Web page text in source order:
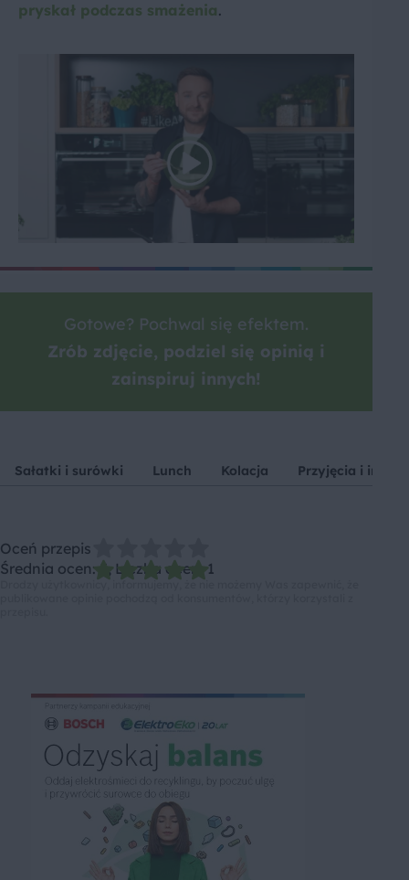
pryskał podczas smażenia.
Gotowe? Pochwal się efektem.
Zrób zdjęcie, podziel się opinią i
zainspiruj innych!
Sałatki i surówki Lunch Kolacja Przyjęcia i
Oceń przepis
Średnia ocen: 5, Liczba ocen: 1